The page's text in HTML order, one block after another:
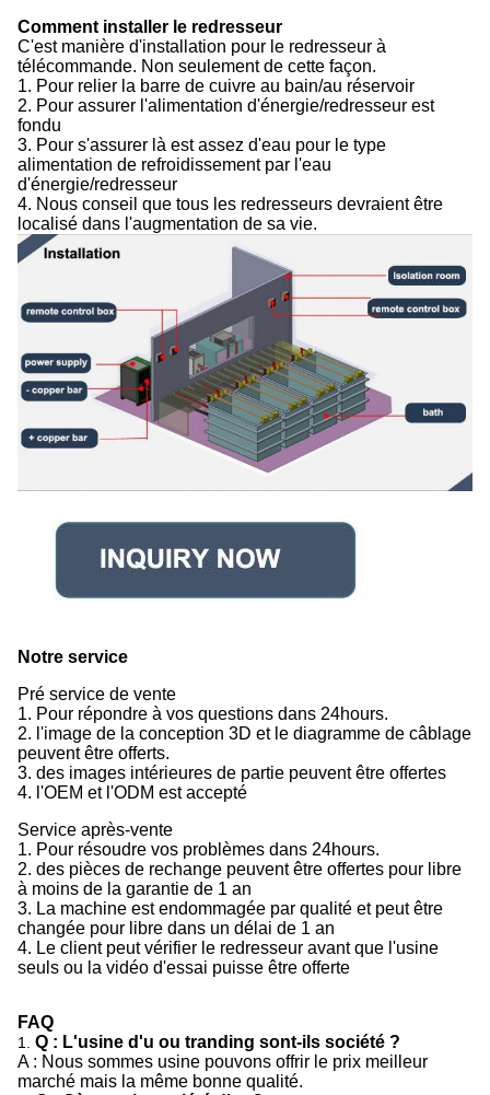
Comment installer le redresseur
C'est manière d'installation pour le redresseur à
télécommande. Non seulement de cette façon.
1. Pour relier la barre de cuivre au bain/au réservoir
2. Pour assurer l'alimentation d'énergie/redresseur est
fondu
3. Pour s'assurer là est assez d'eau pour le type
alimentation de refroidissement par l'eau
d'énergie/redresseur
4. Nous conseil que tous les redresseurs devraient être
localisé dans l'augmentation de sa vie.
Notre service
Pré service de vente
1. Pour répondre à vos questions dans 24hours.
2. l'image de la conception 3D et le diagramme de câblage
peuvent être offerts.
3. des images intérieures de partie peuvent être offertes
4. l'OEM et l'ODM est accepté
Service après-vente
1. Pour résoudre vos problèmes dans 24hours.
2. des pièces de rechange peuvent être offertes pour libre
à moins de la garantie de 1 an
3. La machine est endommagée par qualité et peut être
changée pour libre dans un délai de 1 an
4. Le client peut vérifier le redresseur avant que l'usine
seuls ou la vidéo d'essai puisse être offerte
FAQ
1. Q : L'usine d'u ou tranding sont-ils société ?
A : Nous sommes usine pouvons offrir le prix meilleur
marché mais la même bonne qualité.